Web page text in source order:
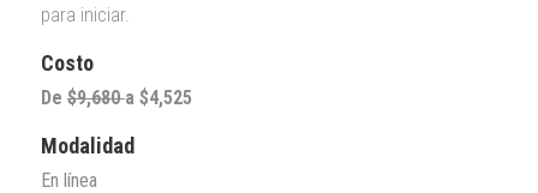
para iniciar.
Costo
De $9,680a $4,525
Modalidad
En línea